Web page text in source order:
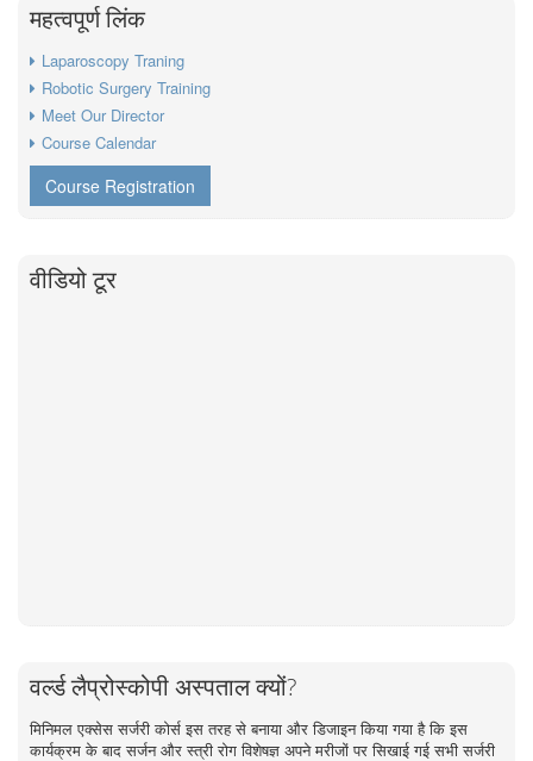
महत्वपूर्ण लिंक
Laparoscopy Traning
Robotic Surgery Training
Meet Our Director
Course Calendar
Course Registration
वीडियो टूर
वर्ल्ड लैप्रोस्कोपी अस्पताल क्यों?
मिनिमल एक्सेस सर्जरी कोर्स इस तरह से बनाया और डिजाइन किया गया है कि इस
कार्यक्रम के बाद सर्जन और स्त्री रोग विशेषज्ञ अपने मरीजों पर सिखाई गई सभी सर्जरी